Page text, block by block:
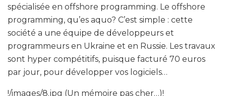
spécialisée en offshore programming. Le offshore
programming, qu’es aquo? C’est simple : cette
société a une équipe de développeurs et
programmeurs en Ukraine et en Russie. Les travaux
sont hyper compétitifs, puisque facturé 70 euros
par jour, pour développer vos logiciels…
!/images/8.jpg (Un mémoire pas cher…)!